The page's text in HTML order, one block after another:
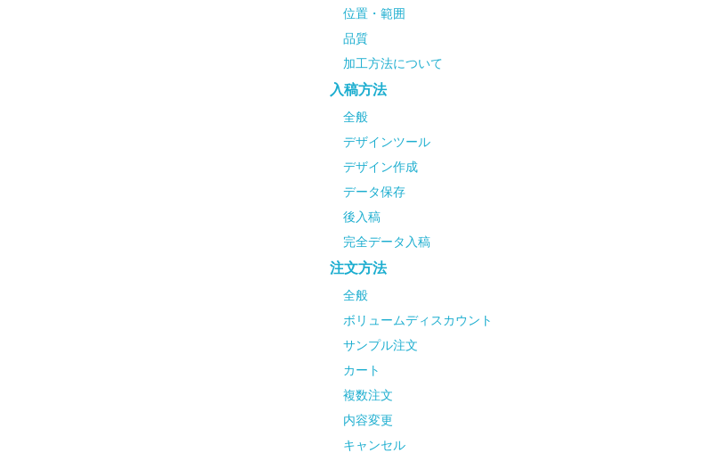
位置・範囲
品質
加工方法について
入稿方法
全般
デザインツール
デザイン作成
データ保存
後入稿
完全データ入稿
注文方法
全般
ボリュームディスカウント
サンプル注文
カート
複数注文
内容変更
キャンセル